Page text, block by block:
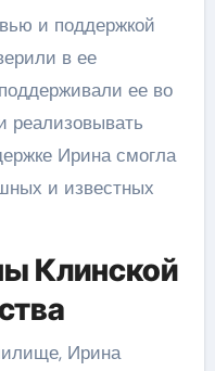
и поддержкой
в ее
ее во
реализовывать
Ирина смогла
и известных
Клинской
Ирина